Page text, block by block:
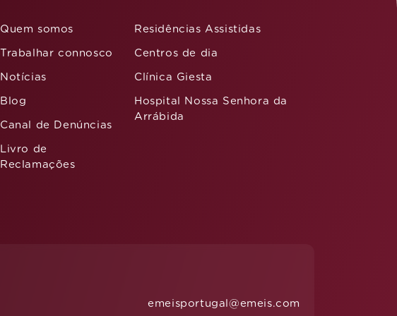
Quem somos
Trabalhar connosco
Notícias
Blog
Canal de Denúncias
Livro de
Reclamações
Residências Assistidas
Centros de dia
Clínica Giesta
Hospital Nossa Senhora da
Arrábida
emeisportugal@emeis.com